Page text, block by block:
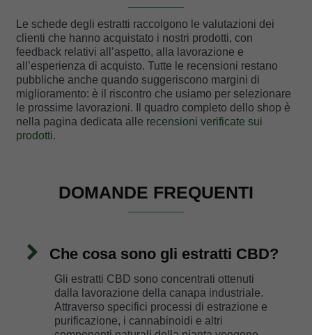
Le schede degli estratti raccolgono le valutazioni dei
clienti che hanno acquistato i nostri prodotti, con
feedback relativi all’aspetto, alla lavorazione e
all’esperienza di acquisto. Tutte le recensioni restano
pubbliche anche quando suggeriscono margini di
miglioramento: è il riscontro che usiamo per selezionare
le prossime lavorazioni. Il quadro completo dello shop è
nella pagina dedicata alle recensioni verificate sui
prodotti.
DOMANDE FREQUENTI
Che cosa sono gli estratti CBD?
Gli estratti CBD sono concentrati ottenuti
dalla lavorazione della canapa industriale.
Attraverso specifici processi di estrazione e
purificazione, i cannabinoidi e altri